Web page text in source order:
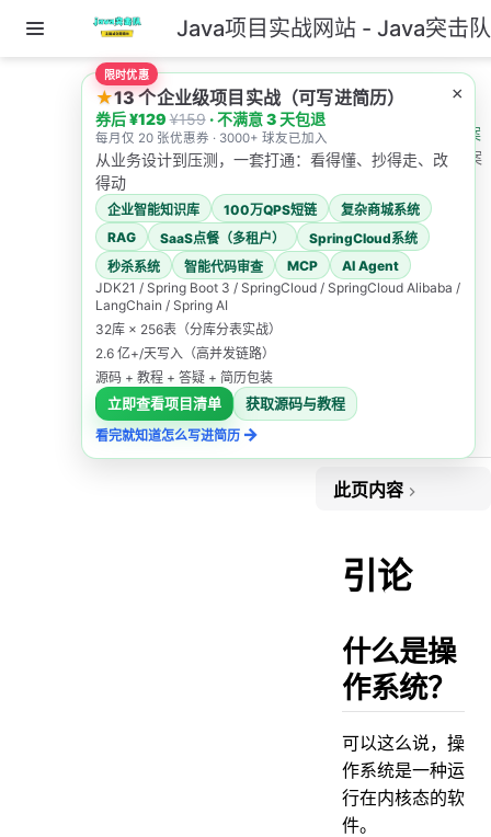
跳至主要內容 Java项目实战网站 - Java突击队
主页
Java基础面试题及答案
操作系统面试题及答案
操作系统
面试题及
答案
高频面试题
此页内容
什么是内核？
用户态和内核态是如何切换的？
什么是进程上下文切换？
进程有哪些状态？
什么是僵尸进程？
引论
什么是操
作系统？
可以这么说，操
作系统是一种运
行在内核态的软
件。
×
限时优惠
★13 个企业级项目实战（可写进简历）
券后 ¥129¥159· 不满意 3 天包退
每月仅 20 张优惠券 · 3000+ 球友已加入
从业务设计到压测，一套打通：看得懂、抄得走、改
得动
企业智能知识库 100万QPS短链
复杂商城系统
RAG
SaaS点餐（多租户）
SpringCloud系统
秒杀系统
智能代码审查 MCP
AI Agent
JDK21 / Spring Boot 3 / SpringCloud / SpringCloud Alibaba /
LangChain / Spring AI
32库 × 256表（分库分表实战）
2.6 亿+/天写入（高并发链路）
源码 + 教程 + 答疑 + 简历包装
立即查看项目清单
获取源码与教程
看完就知道怎么写进简历 →